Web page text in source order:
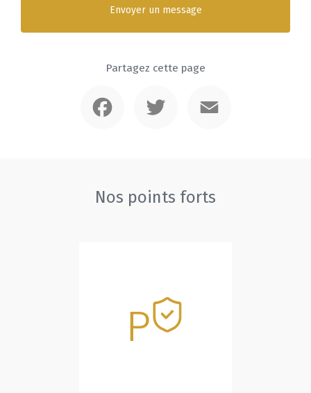
Envoyer un message
Partagez cette page
Nos points forts